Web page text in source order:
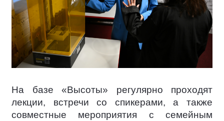
На базе «Высоты» регулярно проходят
лекции, встречи со спикерами, а также
совместные мероприятия с семейным